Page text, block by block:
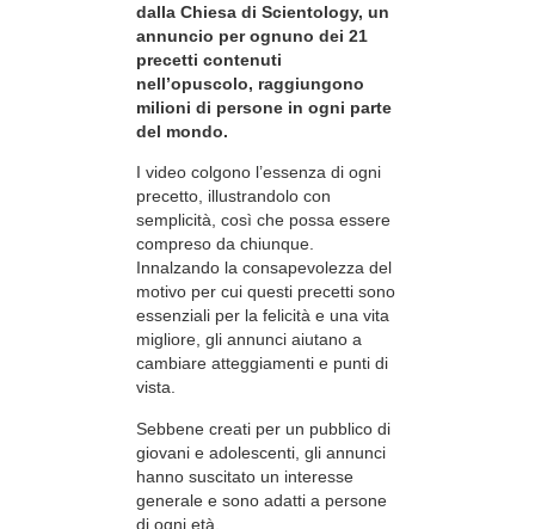
dalla Chiesa di Scientology, un
annuncio per ognuno dei 21
precetti contenuti
nell’opuscolo, raggiungono
milioni di persone in ogni parte
del mondo.
I video colgono l’essenza di ogni
precetto, illustrandolo con
semplicità, così che possa essere
compreso da chiunque.
Innalzando la consapevolezza del
motivo per cui questi precetti sono
essenziali per la felicità e una vita
migliore, gli annunci aiutano a
cambiare atteggiamenti e punti di
vista.
Sebbene creati per un pubblico di
giovani e adolescenti, gli annunci
hanno suscitato un interesse
generale e sono adatti a persone
di ogni età.